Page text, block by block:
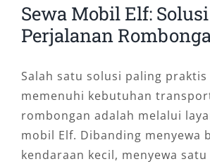
Sewa Mobil Elf:
Perjalanan
Salah satu solusi paling
memenuhi kebutuhan
rombongan adalah melalui
mobil Elf. Dibanding menyewa
kendaraan kecil, menyewa